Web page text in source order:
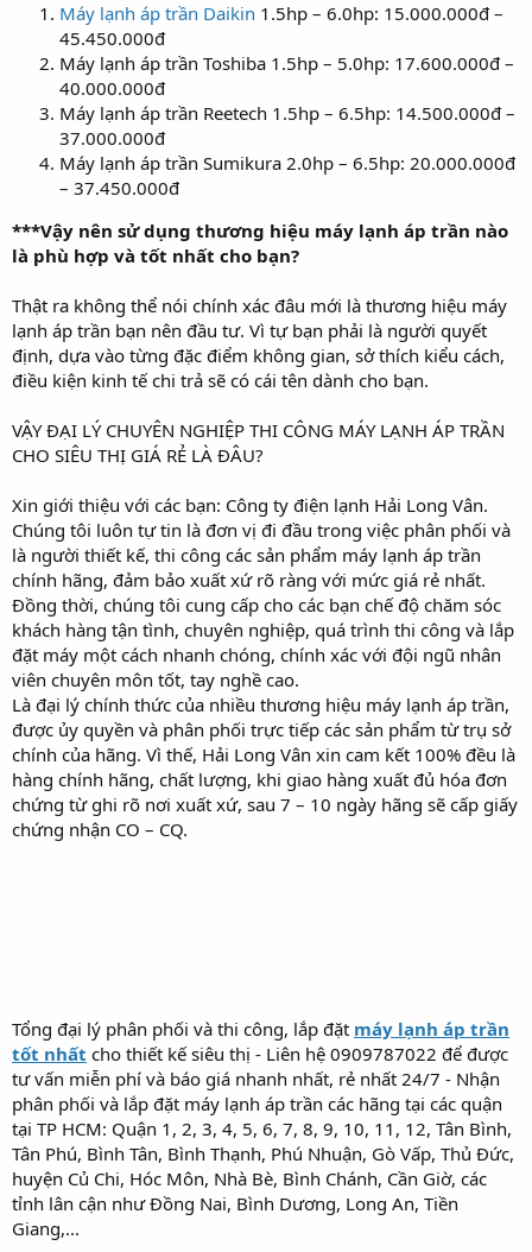
Máy lạnh áp trần Daikin 1.5hp – 6.0hp: 15.000.000đ –
45.450.000đ
Máy lạnh áp trần Toshiba 1.5hp – 5.0hp: 17.600.000đ –
40.000.000đ
Máy lạnh áp trần Reetech 1.5hp – 6.5hp: 14.500.000đ –
37.000.000đ
Máy lạnh áp trần Sumikura 2.0hp – 6.5hp: 20.000.000đ
– 37.450.000đ
***Vậy nên sử dụng thương hiệu máy lạnh áp trần nào
là phù hợp và tốt nhất cho bạn?
Thật ra không thể nói chính xác đâu mới là thương hiệu máy
lạnh áp trần bạn nên đầu tư. Vì tự bạn phải là người quyết
định, dựa vào từng đặc điểm không gian, sở thích kiểu cách,
điều kiện kinh tế chi trả sẽ có cái tên dành cho bạn.
VẬY ĐẠI LÝ CHUYÊN NGHIỆP THI CÔNG MÁY LẠNH ÁP TRẦN
CHO SIÊU THỊ GIÁ RẺ LÀ ĐÂU?
Xin giới thiệu với các bạn: Công ty điện lạnh Hải Long Vân.
Chúng tôi luôn tự tin là đơn vị đi đầu trong việc phân phối và
là người thiết kế, thi công các sản phẩm máy lạnh áp trần
chính hãng, đảm bảo xuất xứ rõ ràng với mức giá rẻ nhất.
Đồng thời, chúng tôi cung cấp cho các bạn chế độ chăm sóc
khách hàng tận tình, chuyên nghiệp, quá trình thi công và lắp
đặt máy một cách nhanh chóng, chính xác với đội ngũ nhân
viên chuyên môn tốt, tay nghề cao.
Là đại lý chính thức của nhiều thương hiệu máy lạnh áp trần,
được ủy quyền và phân phối trực tiếp các sản phẩm từ trụ sở
chính của hãng. Vì thế, Hải Long Vân xin cam kết 100% đều là
hàng chính hãng, chất lượng, khi giao hàng xuất đủ hóa đơn
chứng từ ghi rõ nơi xuất xứ, sau 7 – 10 ngày hãng sẽ cấp giấy
chứng nhận CO – CQ.
Tổng đại lý phân phối và thi công, lắp đặt máy lạnh áp trần
tốt nhất cho thiết kế siêu thị - Liên hệ 0909787022 để được
tư vấn miễn phí và báo giá nhanh nhất, rẻ nhất 24/7 - Nhận
phân phối và lắp đặt máy lạnh áp trần các hãng tại các quận
tại TP HCM: Quận 1, 2, 3, 4, 5, 6, 7, 8, 9, 10, 11, 12, Tân Bình,
Tân Phú, Bình Tân, Bình Thạnh, Phú Nhuận, Gò Vấp, Thủ Đức,
huyện Củ Chi, Hóc Môn, Nhà Bè, Bình Chánh, Cần Giờ, các
tỉnh lân cận như Đồng Nai, Bình Dương, Long An, Tiền
Giang,...